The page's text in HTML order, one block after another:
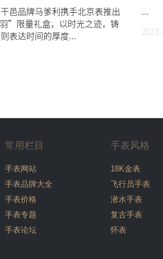
邑品牌马爹利携手北京表推出
”限量礼盒，以时光之迹，铸
表达时间的厚度...
...
常用栏目
手表网站
手表品牌大全
手表价格
手表专题
手表论坛
手表风格
18K金表
飞行员手表
潜水手表
复古手表
怀表